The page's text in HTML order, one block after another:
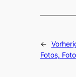
←
Fotos,